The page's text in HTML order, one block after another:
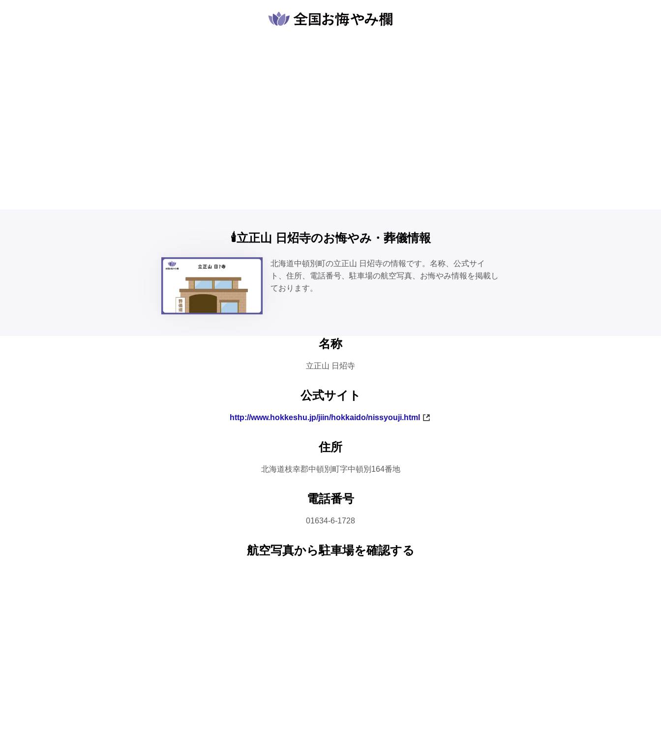
🕯️立正山 日炤寺のお悔やみ・葬儀情報
北海道中頓別町の立正山 日炤寺の情報です。名称、公式サイ
ト、住所、電話番号、駐車場の航空写真、お悔やみ情報を掲載し
ております。
名称
立正山 日炤寺
公式サイト
http://www.hokkeshu.jp/jiin/hokkaido/nissyouji.html
住所
北海道枝幸郡中頓別町字中頓別164番地
電話番号
01634-6-1728
航空写真から駐車場を確認する